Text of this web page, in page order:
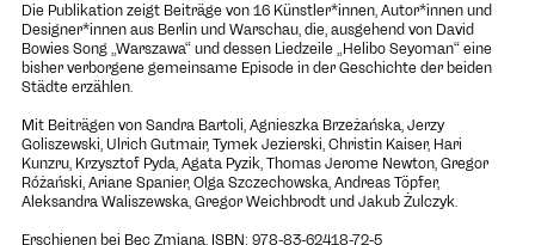
Die Publikation zeigt Beiträge von 16 Künstler*innen, Autor*innen und
Designer*innen aus Berlin und Warschau, die, ausgehend von David
Bowies Song „Warszawa“ und dessen Liedzeile „Helibo Seyoman“ eine
bisher verborgene gemeinsame Episode in der Geschichte der beiden
Städte erzählen.
Mit Beiträgen von Sandra Bartoli, Agnieszka Brzeżańska, Jerzy
Goliszewski, Ulrich Gutmair, Tymek Jezierski, Christin Kaiser, Hari
Kunzru, Krzysztof Pyda, Agata Pyzik, Thomas Jerome Newton, Gregor
Różański, Ariane Spanier, Olga Szczechowska, Andreas Töpfer,
Aleksandra Waliszewska, Gregor Weichbrodt und Jakub Żulczyk.
Erschienen bei Bęc Zmiana. ISBN: 978-83-62418-72-5